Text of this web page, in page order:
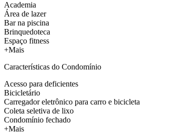
Academia
Área de lazer
Bar na piscina
Brinquedoteca
Espaço fitness
+Mais
Características do Condomínio
Acesso para deficientes
Bicicletário
Carregador eletrônico para carro e bicicleta
Coleta seletiva de lixo
Condomínio fechado
+Mais